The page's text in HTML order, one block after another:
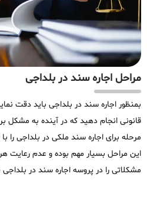
مراحل اجاره سند در بلداجی
بمنظور اجاره سند در بلداجی باید دقت
مرحله برای اجاره سند ملکی در بلداجی را
این مراحل بسیار مهم بوده و عدم رعایت
مشکلاتی را در پروسه اجاره سند در بلداجی